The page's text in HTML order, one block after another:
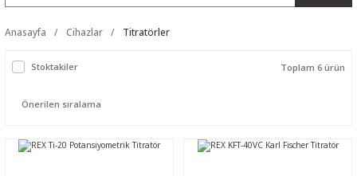
Anasayfa Cihazlar Titratörler
Stoktakiler Toplam 6 ürün